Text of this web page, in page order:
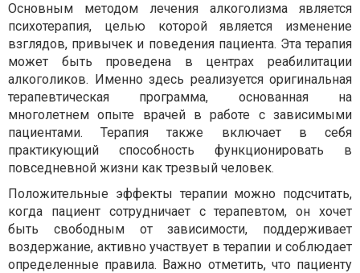
Основным методом лечения алкоголизма является
психотерапия, целью которой является изменение
взглядов, привычек и поведения пациента. Эта терапия
может быть проведена в центрах реабилитации
алкоголиков. Именно здесь реализуется оригинальная
терапевтическая программа, основанная на
многолетнем опыте врачей в работе с зависимыми
пациентами. Терапия также включает в себя
практикующий способность функционировать в
повседневной жизни как трезвый человек.
Положительные эффекты терапии можно подсчитать,
когда пациент сотрудничает с терапевтом, он хочет
быть свободным от зависимости, поддерживает
воздержание, активно участвует в терапии и соблюдает
определенные правила. Важно отметить, что пациенту